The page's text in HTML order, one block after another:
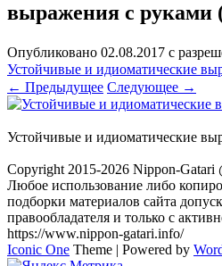
выражения с руками
Опубликовано 02.08.2017 с
Устойчивые и идиоматические
← Предыдущее Следующее →
Устойчивые и идиоматические
Copyright 2015-2026 Nippon-Gatari
Любое использование либо
подборки материалов сайта
правообладателя и только с
https://www.nippon-gatari.info/
Iconic One Theme | Powered by